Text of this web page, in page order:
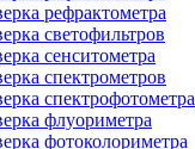
рефрактометра
светофильтров
сенситометра
спектрометров
спектрофотометра
флуориметра
фотоколориметра